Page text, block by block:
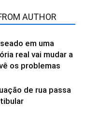
AUTHOR
em uma
real vai mudar a
os problemas
de rua passa